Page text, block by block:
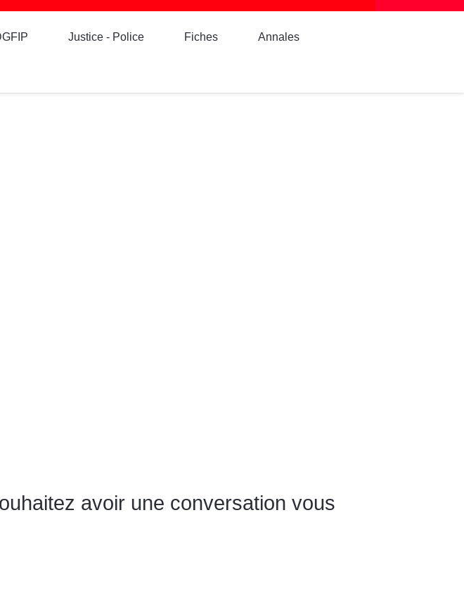
Justice - Police Fiches Annales
avoir une conversation vous